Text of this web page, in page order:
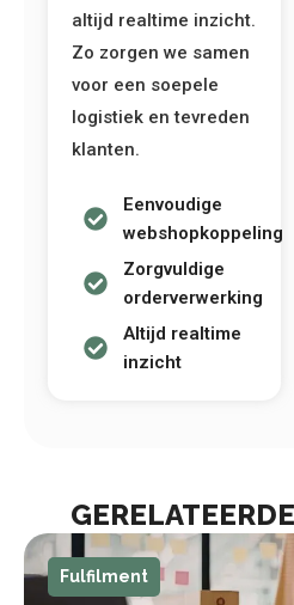
altijd realtime inzicht.
Zo zorgen we samen
voor een soepele
logistiek en tevreden
klanten.
Eenvoudige
webshopkoppeling
Zorgvuldige
orderverwerking
Altijd realtime
inzicht
Fulfilment